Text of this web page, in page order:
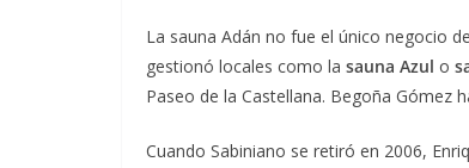
La sauna Adán no fue el único negocio
gestionó locales como la sauna Azul o
Paseo de la Castellana. Begoña Gómez
Cuando Sabiniano se retiró en 2006,